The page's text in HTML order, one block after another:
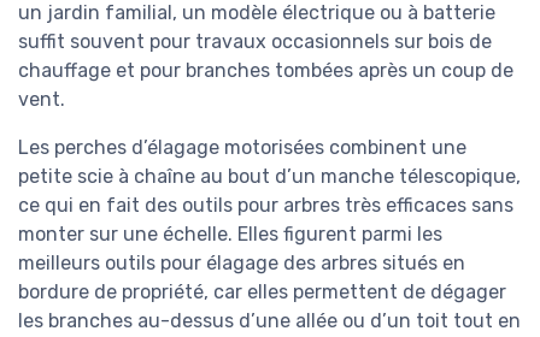
un jardin familial, un modèle électrique ou à batterie
suffit souvent pour travaux occasionnels sur bois de
chauffage et pour branches tombées après un coup de
vent.
Les perches d’élagage motorisées combinent une
petite scie à chaîne au bout d’un manche télescopique,
ce qui en fait des outils pour arbres très efficaces sans
monter sur une échelle. Elles figurent parmi les
meilleurs outils pour élagage des arbres situés en
bordure de propriété, car elles permettent de dégager
les branches au-dessus d’une allée ou d’un toit tout en